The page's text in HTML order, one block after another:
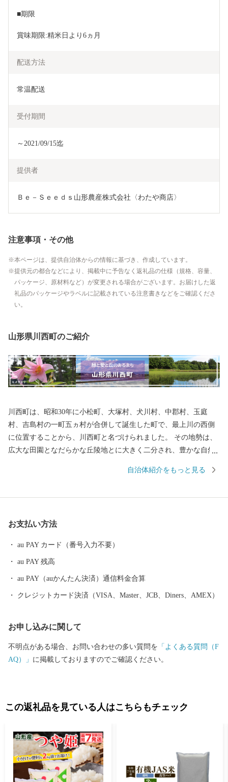
■期限
賞味期限:精米日より6ヵ月
配送方法
常温配送
受付期間
～2021/09/15迄
提供者
Ｂｅ－Ｓｅｅｄｓ山形農産株式会社〈わたや商店〉
注意事項・その他
本ページは、提供自治体からの情報に基づき、作成しています。
提供元の都合などにより、掲載中に予告なく返礼品の仕様（規格、容量、
パッケージ、原材料など）が変更される場合がございます。お届けした返
礼品のパッケージやラベルに記載されている注意書きなどをご確認くださ
い。
山形県川西町のご紹介
川西町は、昭和30年に小松町、大塚村、犬川村、中郡村、玉庭
村、吉島村の一町五ヵ村が合併して誕生した町で、最上川の西側
に位置することから、川西町と名づけられました。 その地勢は、
広大な田園となだらかな丘陵地とに大きく二分され、豊かな自然
盛んで、県内では庄内平野に次ぐ「米どころ」として知られてい
00,000本のダリアを咲かせ、毎年8月はじめから11月上旬の降霜の
時期まで開園しています。メキシコ原産のダリアは、ふるさとメ
います。
自治体紹介をもっと見る
お支払い方法
au PAY カード（番号入力不要）
au PAY 残高
au PAY（auかんたん決済）通信料金合算
クレジットカード決済（VISA、Master、JCB、Diners、AMEX）
お申し込みに関して
不明点がある場合、お問い合わせの多い質問を 「よくある質問（F
AQ）」 に掲載しておりますのでご確認ください。
この返礼品を見ている人はこちらもチェック